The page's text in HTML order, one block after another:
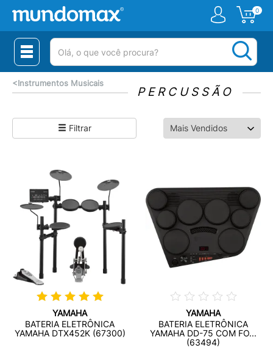
0
(pesquisar)
< Instrumentos Musicais
PERCUSSÃO
Filtrar
YAMAHA
BATERIA ELETRÔNICA
YAMAHA DTX452K (67300)
YAMAHA
BATERIA ELETRÔNICA
YAMAHA DD-75 COM FO...
(63494)